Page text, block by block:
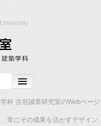
科 古谷誠章研究室のWebページ
常にその成果を活かすデザイン